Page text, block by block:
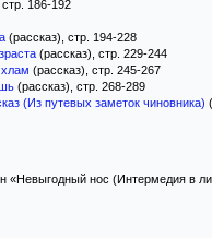
стр. 186-192
(рассказ), стр. 194-228
(рассказ), стр. 229-244
(рассказ), стр. 245-267
(рассказ), стр. 268-289
(Из путевых заметок чиновника)
«Невыгодный нос (Интермедия в